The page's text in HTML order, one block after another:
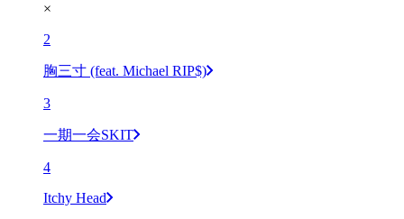
×
2
胸三寸 (feat. Michael RIP$)
3
一期一会SKIT
4
Itchy Head